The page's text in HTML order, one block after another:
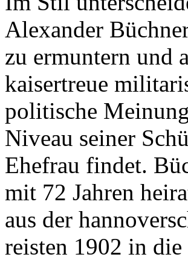
Alexander
zu ermuntern und
kaisertreue
politische
Niveau seiner
Ehefrau findet.
mit 72 Jahren
aus der
reisten 1902 in